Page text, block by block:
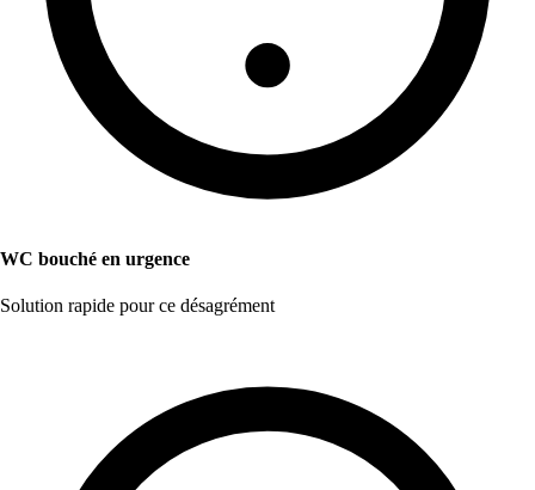
WC bouché en urgence
Solution rapide pour ce désagrément